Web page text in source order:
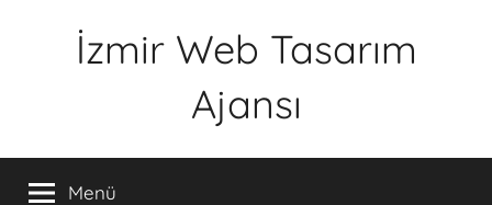
İzmir Web Tasarım
Ajansı
Menü